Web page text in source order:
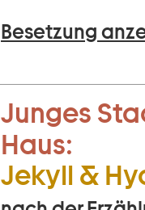
Besetzung
Junges
Haus:
Jekyll &